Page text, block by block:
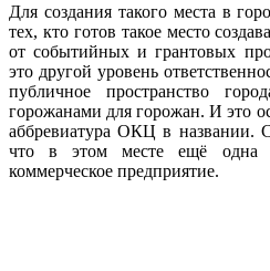
Для создания такого места в
тех, кто готов такое место
от событийных и грантовых
это другой уровень
публичное пространство
горожанами для горожан. И это
аббревиатура ОКЦ в названии.
что в этом месте ещё одна
коммерческое предприятие.